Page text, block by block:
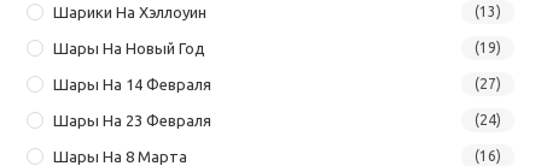
Шарики На Хэллоуин (13)
Шары На Новый Год (19)
Шары На 14 Февраля (27)
Шары На 23 Февраля (24)
Шары На 8 Марта (16)